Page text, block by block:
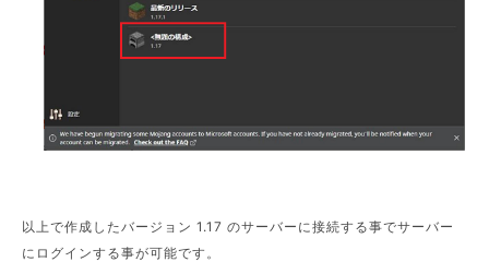
以上で作成したバージョン 1.17 のサーバーに接続する事でサーバー
にログインする事が可能です。